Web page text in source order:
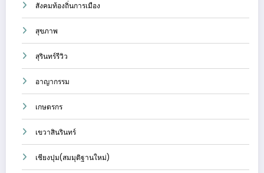
สังคมท้องถิ่นการเมือง
สุขภาพ
สุรินทร์รีวิว
อาญากรรม
เกษตรกร
เขวาสินรินทร์
เชียงปุม(สมมุติฐานใหม่)